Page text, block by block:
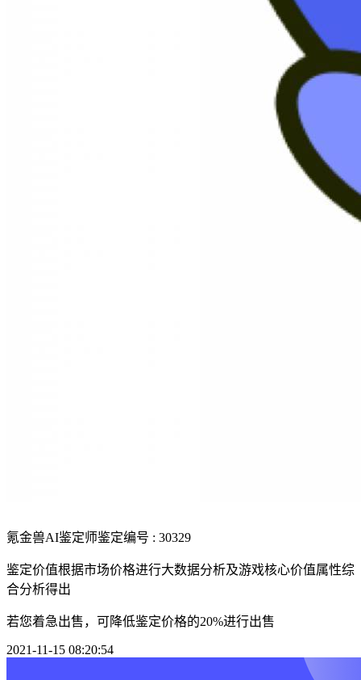
氪金兽AI鉴定师鉴定编号 : 30329
鉴定价值根据市场价格进行大数据分析及游戏核心价值属性综
合分析得出
若您着急出售，可降低鉴定价格的20%进行出售
2021-11-15 08:20:54